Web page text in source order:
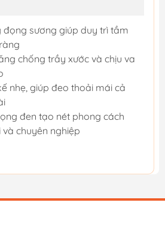
đọng sương giúp duy trì tầm
chống trầy xước và chịu va
nhẹ, giúp đeo thoải mái cả
đen tạo nét phong cách
và chuyên nghiệp